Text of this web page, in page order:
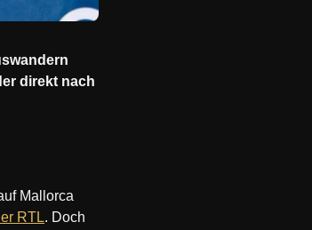
direkt nach
Mallorca
RTL. Doch